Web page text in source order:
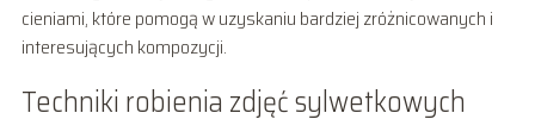
cieniami, które pomogą w uzyskaniu bardziej zróżnicowanych i
interesujących kompozycji.
Techniki robienia zdjęć sylwetkowych